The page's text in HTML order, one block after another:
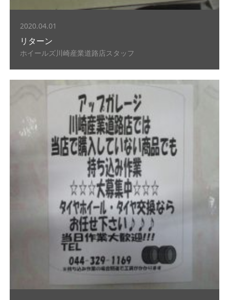
2020.04.01
リターン
ホイールズ川崎産業道路店スタッフ